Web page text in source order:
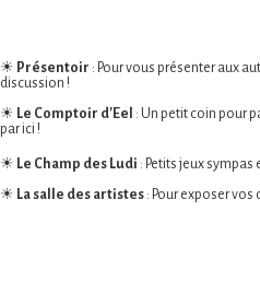
☀ Présentoir : Pour vous présenter aux
discussion !
☀ Le Comptoir d'Eel : Un petit coin pour
par ici !
☀ Le Champ des Ludi : Petits jeux
☀ La salle des artistes : Pour exposer vos